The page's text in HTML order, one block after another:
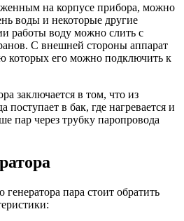
на корпусе прибора, можно
воды и некоторые другие
работы воду можно слить с
С внешней стороны аппарат
которых его можно подключить к
заключается в том, что из
в бак, где нагревается и
пар через трубку паропровода
пара стоит обратить